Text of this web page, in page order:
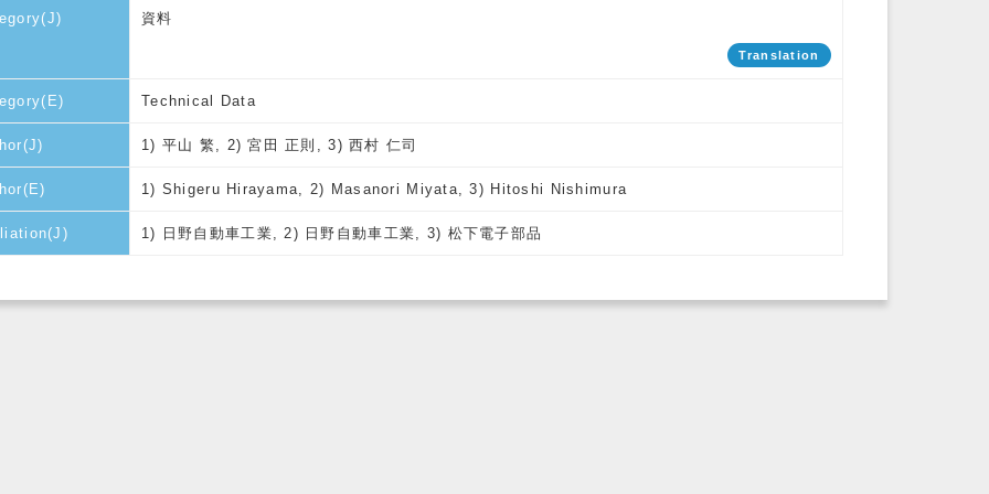
資料
Translation
Technical Data
1) 平山 繁, 2) 宮田 正則, 3) 西村 仁司
1) Shigeru Hirayama, 2) Masanori Miyata, 3) Hitoshi Nishimura
1) 日野自動車工業, 2) 日野自動車工業, 3) 松下電子部品